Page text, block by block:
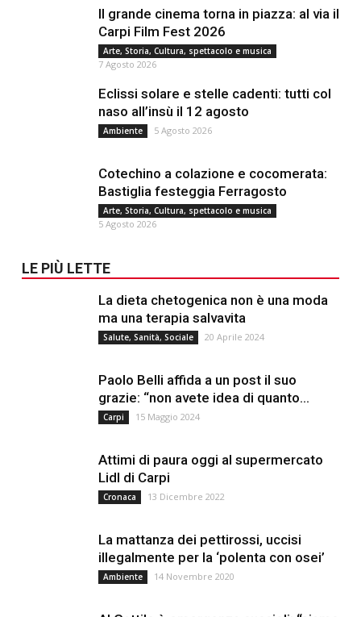
Il grande cinema torna in piazza: al via il
Carpi Film Fest 2026
Arte, Storia, Cultura, spettacolo e musica
7 Agosto 2026
Eclissi solare e stelle cadenti: tutti col
naso all’insù il 12 agosto
Ambiente 5 Agosto 2026
Cotechino a colazione e cocomerata:
Bastiglia festeggia Ferragosto
Arte, Storia, Cultura, spettacolo e musica
5 Agosto 2026
LE PIÙ LETTE
La dieta chetogenica non è una moda
ma una terapia salvavita
Salute, Sanità, Sociale 20 Aprile 2024
Paolo Belli affida a un post il suo
grazie: “non avete idea di quanto...
Carpi 15 Maggio 2024
Attimi di paura oggi al supermercato
Lidl di Carpi
Cronaca 13 Dicembre 2022
La mattanza dei pettirossi, uccisi
illegalmente per la ‘polenta con osei’
Ambiente 14 Novembre 2020